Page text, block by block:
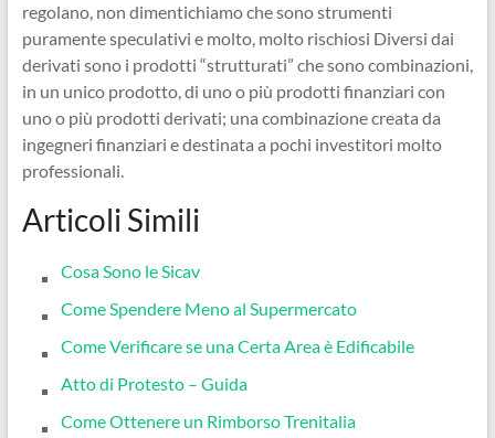
regolano, non dimentichiamo che sono strumenti
puramente speculativi e molto, molto rischiosi Diversi dai
derivati sono i prodotti “strutturati” che sono combinazioni,
in un unico prodotto, di uno o più prodotti finanziari con
uno o più prodotti derivati; una combinazione creata da
ingegneri finanziari e destinata a pochi investitori molto
professionali.
Articoli Simili
Cosa Sono le Sicav
Come Spendere Meno al Supermercato
Come Verificare se una Certa Area è Edificabile
Atto di Protesto – Guida
Come Ottenere un Rimborso Trenitalia